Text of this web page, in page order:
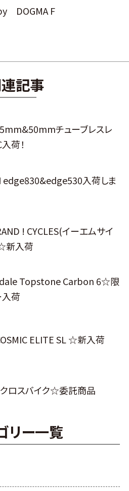
by DOGMA F
記事
チューブレスレ
荷！
edge830&edge530入荷しま
! CYCLES(イーエムサイ
新入荷
Topstone Carbon 6☆限
荷
ELITE SL ☆新入荷
ロスバイク☆委託商品
リー一覧